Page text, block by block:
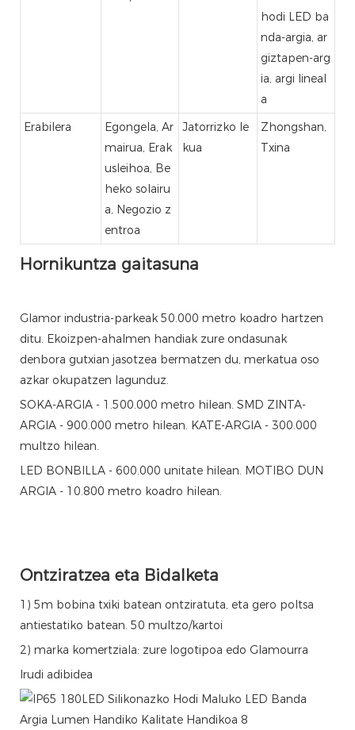
hodi LED ba
nda-argia, ar
giztapen-arg
ia, argi lineal
a
Erabilera
Egongela, Ar
mairua, Erak
usleihoa, Be
heko solairu
a, Negozio z
entroa
Jatorrizko le
kua
Zhongshan,
Txina
Hornikuntza gaitasuna
Glamor industria-parkeak 50.000 metro koadro hartzen
ditu. Ekoizpen-ahalmen handiak zure ondasunak
denbora gutxian jasotzea bermatzen du, merkatua oso
azkar okupatzen lagunduz.
SOKA-ARGIA - 1.500.000 metro hilean. SMD ZINTA-
ARGIA - 900.000 metro hilean. KATE-ARGIA - 300.000
multzo hilean.
LED BONBILLA - 600.000 unitate hilean. MOTIBO DUN
ARGIA - 10.800 metro koadro hilean.
Ontziratzea eta Bidalketa
1) 5m bobina txiki batean ontziratuta, eta gero poltsa
antiestatiko batean. 50 multzo/kartoi
2) marka komertziala: zure logotipoa edo Glamourra
Irudi adibidea